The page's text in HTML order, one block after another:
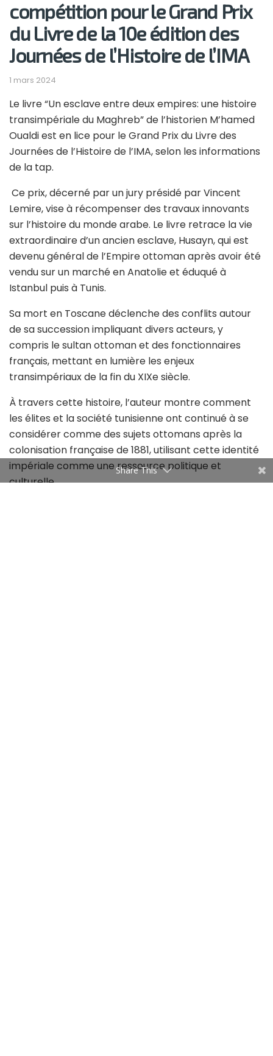
compétition pour le Grand Prix
du Livre de la 10e édition des
Journées de l’Histoire de l’IMA
1 mars 2024
Le livre “Un esclave entre deux empires: une histoire
transimpériale du Maghreb” de l’historien M’hamed
Oualdi est en lice pour le Grand Prix du Livre des
Journées de l’Histoire de l’IMA, selon les informations
de la tap.
Ce prix, décerné par un jury présidé par Vincent
Lemire, vise à récompenser des travaux innovants
sur l’histoire du monde arabe. Le livre retrace la vie
extraordinaire d’un ancien esclave, Husayn, qui est
devenu général de l’Empire ottoman après avoir été
vendu sur un marché en Anatolie et éduqué à
Istanbul puis à Tunis.
Sa mort en Toscane déclenche des conflits autour
de sa succession impliquant divers acteurs, y
compris le sultan ottoman et des fonctionnaires
français, mettant en lumière les enjeux
transimpériaux de la fin du XIXe siècle.
À travers cette histoire, l’auteur montre comment
les élites et la société tunisienne ont continué à se
considérer comme des sujets ottomans après la
colonisation française de 1881, utilisant cette identité
impériale comme une ressource politique et
culturelle.
Share This